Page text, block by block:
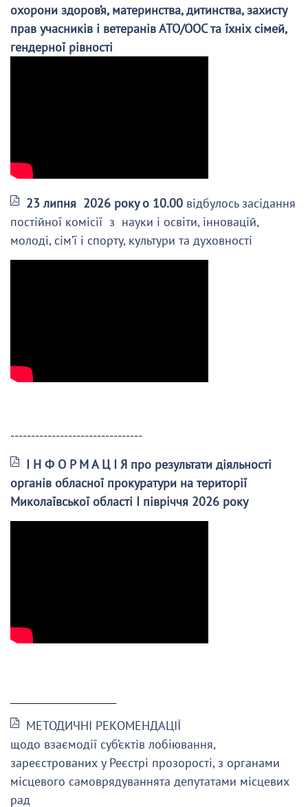
охорони здоров’я, материнства, дитинства, захисту
прав учасників і ветеранів АТО/ООС та їхніх сімей,
гендерної рівності
23 липня 2026 року о 10.00 відбулось засідання
постійної комісії з науки і освіти, інновацій,
молоді, сім’ї і спорту, культури та духовності
--------------------------------
І Н Ф О Р М А Ц І Я про результати діяльності
органів обласної прокуратури на території
Миколаївської області І півріччя 2026 року
МЕТОДИЧНІ РЕКОМЕНДАЦІЇ
щодо взаємодії суб’єктів лобіювання,
зареєстрованих у Реєстрі прозорості, з органами
місцевого самоврядуваннята депутатами місцевих
рад